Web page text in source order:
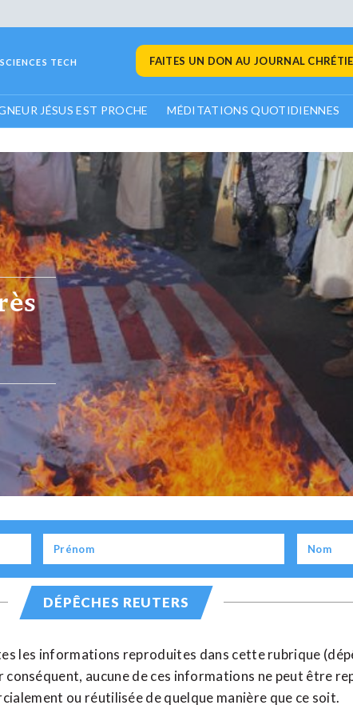
SCIENCES TECH FAITES UN DON AU JOURNAL
JÉSUS EST PROCHE MÉDITATIONS QUOTIDIENNES
DÉPÊCHES REUTERS
A Kyiv, Sunak
augmentation de
militaire à l’Ukraine
12 JANVIER 2024 REUTERS
DÉPÊCHES REUTERS
les informations reproduites dans cette rubrique
aucune de ces informations ne peut être
ou réutilisée de quelque manière que ce soit.